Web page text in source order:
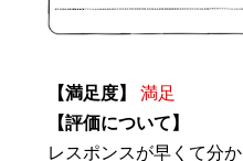
【満足度】
満足
【評価について】
レスポンスが早くて分